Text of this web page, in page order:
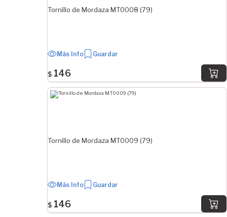
Tornillo de Mordaza MT0008 (79)
Más Info Guardar
$ 146
Tornillo de Mordaza MT0009 (79)
Más Info Guardar
$ 146